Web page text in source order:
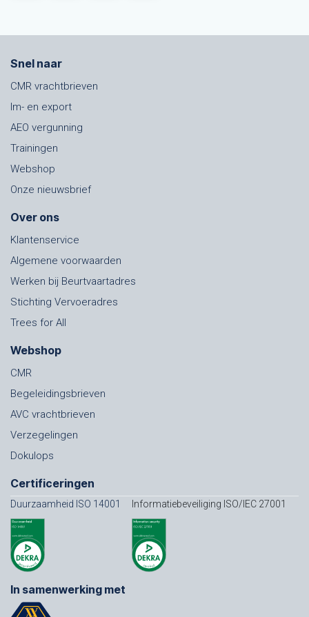
Snel naar
CMR vrachtbrieven
Im- en export
AEO vergunning
Trainingen
Webshop
Onze nieuwsbrief
Over ons
Klantenservice
Algemene voorwaarden
Werken bij Beurtvaartadres
Stichting Vervoeradres
Trees for All
Webshop
CMR
Begeleidingsbrieven
AVC vrachtbrieven
Verzegelingen
Dokulops
Certificeringen
Duurzaamheid ISO 14001 Informatiebeveiliging ISO/IEC 27001
In samenwerking met